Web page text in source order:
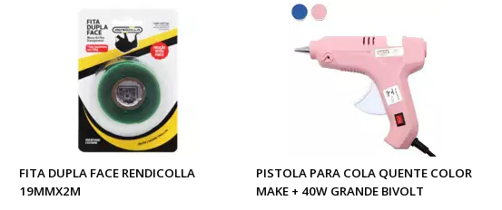
FITA DUPLA FACE RENDICOLLA
19MMX2M
PISTOLA PARA COLA QUENTE COLOR
MAKE + 40W GRANDE BIVOLT